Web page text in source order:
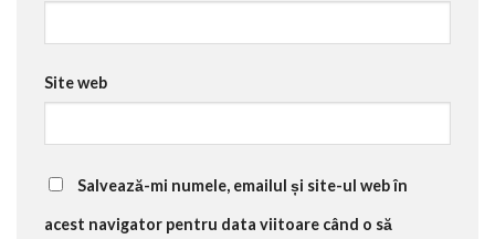
Site web
Salvează-mi numele, emailul și site-ul web în
acest navigator pentru data viitoare când o să